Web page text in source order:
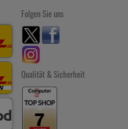
Folgen Sie uns
Qualität & Sicherheit